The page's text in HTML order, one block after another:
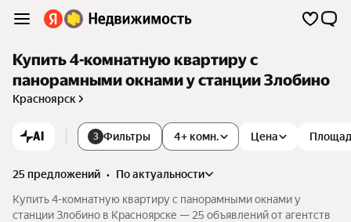
Купить 4-комнатную квартиру с
панорамными окнами у станции Злобино
Красноярск
AI 3 Фильтры 4+ комн. Цена
25 предложений •
по актуальности
Купить 4-комнатную квартиру с панорамными окнами у
станции Злобино в Красноярске — 25 объявлений от агентств